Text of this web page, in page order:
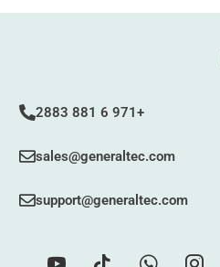
+971 6 881 2883
sales@generaltec.com
support@generaltec.com